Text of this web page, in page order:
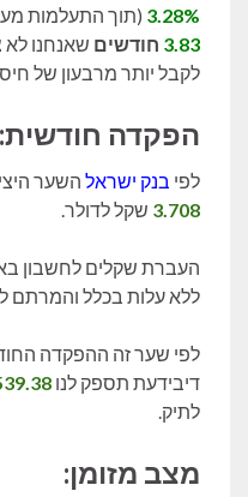
3.28% (תוך התעלמות
3.83 חודשים שאנחנו לא
לקבל יותר מרבעון של
הפקדה חודשית:
לפי בנק ישראל השער
3.708 שקל לדולר.
העברת שקלים לחשבון
ללא עלות בכלל והמרתם
לפי שער זה ההפקדה
דיבידעת תספק לנו
לתיק.
מצב מזומן: